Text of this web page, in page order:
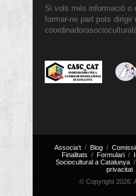
Si vols més informació o
formar-ne part pots dirigir
Associa’t Blog
Finalitats
Formulari
Sociocultural a Catalunya
privacitat
© Copyright 2026.